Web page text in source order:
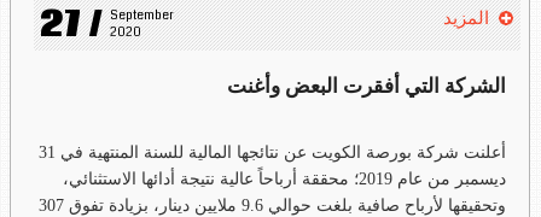
27 / September
2020
المزيد
الشركة التي أفقرت البعض وأغنت
أعلنت شركة بورصة الكويت عن نتائجها المالية للسنة المنتهية في 31
ديسمبر من عام 2019؛ محققة أرباحاً عالية نتيجة أدائها الاستثنائي،
وتحقيقها لأرباح صافية بلغت حوالي 9.6 ملايين دينار، بزيادة تفوق 307